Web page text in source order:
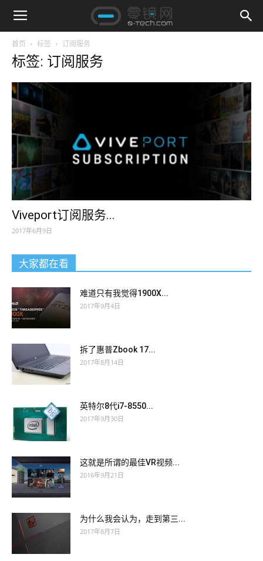
首页 标签 订阅服务
标签: 订阅服务
Viveport订阅服务...
2017年6月9日
大家都在看
难道只有我觉得1900X...
2017年9月4日
拆了惠普Zbook 17...
2017年8月14日
英特尔8代i7-8550...
2017年9月30日
这就是所谓的最佳VR视频...
2016年9月21日
为什么我会认为，走到第三...
2017年8月7日